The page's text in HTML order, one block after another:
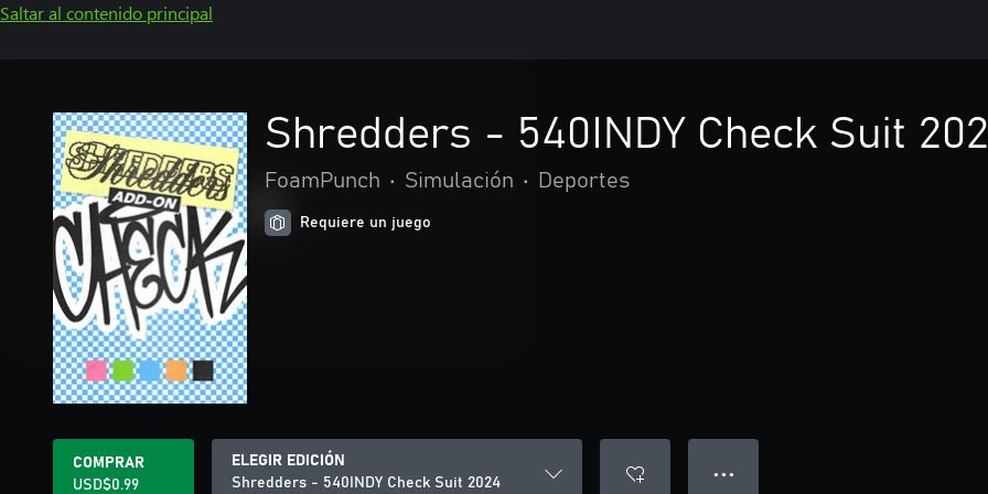
Saltar al contenido principal
Shredders - 540INDY Check Suit
FoamPunch • Simulación • Deportes
Requiere un juego
COMPRAR
USD$0.99
ELEGIR EDICIÓN
Shredders - 540INDY Check Suit 2024
● ● ●